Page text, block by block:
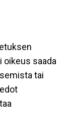
oikeus saada
tai